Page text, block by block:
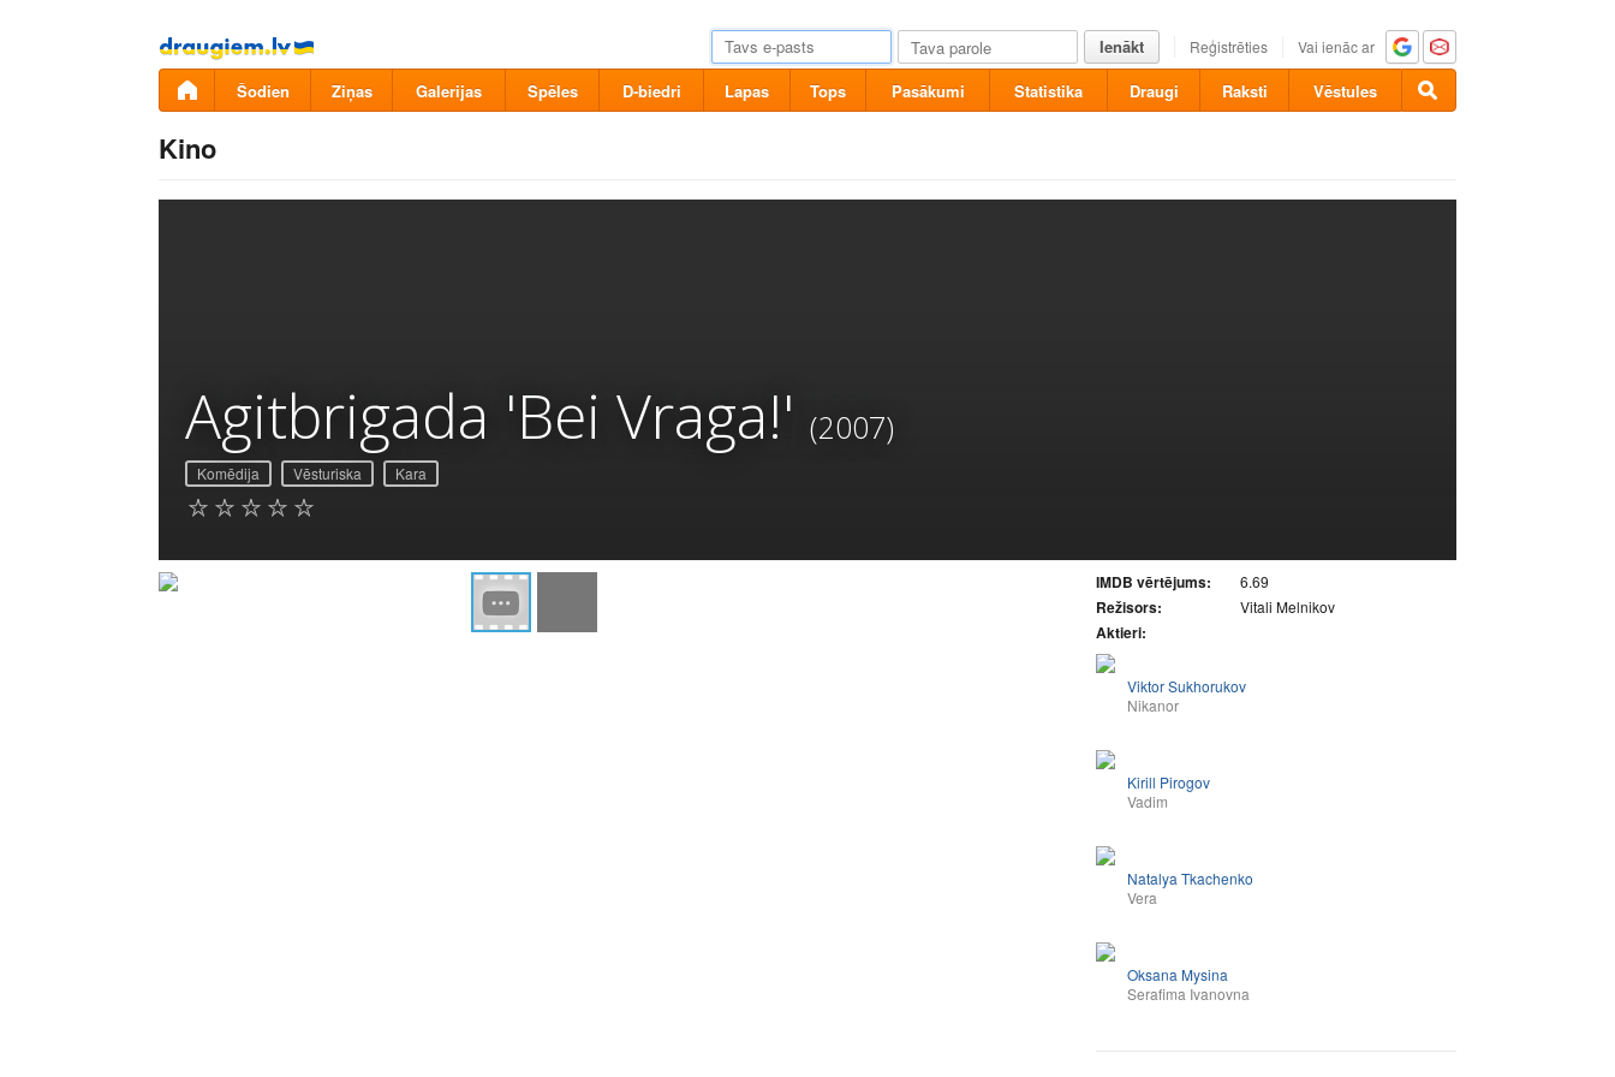
Pāriet
uz
saturu
Ienākt Reģistrēties Vai ienāc ar
Šodien Ziņas Galerijas Spēles D-biedri Lapas Tops Pasākumi Statistika Draugi Raksti Vēstules
Kino
Agitbrigada 'Bei Vraga!' (2007)
Komēdija Vēsturiska Kara
IMDB vērtējums: 6.69
Režisors: Vitali Melnikov
Aktieri:
Viktor Sukhorukov
Nikanor
Kirill Pirogov
Vadim
Natalya Tkachenko
Vera
Oksana Mysina
Serafima Ivanovna